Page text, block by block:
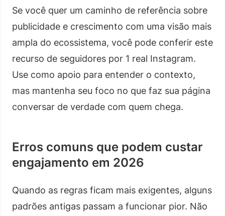
Se você quer um caminho de referência sobre
publicidade e crescimento com uma visão mais
ampla do ecossistema, você pode conferir este
recurso de seguidores por 1 real Instagram.
Use como apoio para entender o contexto,
mas mantenha seu foco no que faz sua página
conversar de verdade com quem chega.
Erros comuns que podem custar
engajamento em 2026
Quando as regras ficam mais exigentes, alguns
padrões antigas passam a funcionar pior. Não